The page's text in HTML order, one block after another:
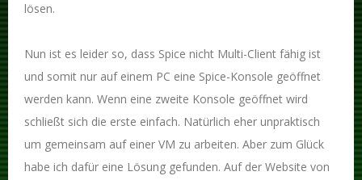
lösen.
Nun ist es leider so, dass Spice nicht Multi-Client fähig ist
und somit nur auf einem PC eine Spice-Konsole geöffnet
werden kann. Wenn eine zweite Konsole geöffnet wird
schließt sich die erste einfach. Natürlich eher unpraktisch
um gemeinsam auf einer VM zu arbeiten. Aber zum Glück
habe ich dafür eine Lösung gefunden. Auf der Website von